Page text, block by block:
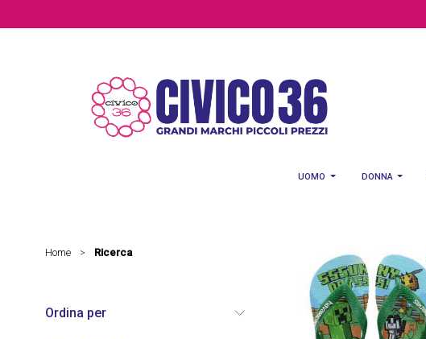
UOMO DONNA
Home > Ricerca
Ordina per